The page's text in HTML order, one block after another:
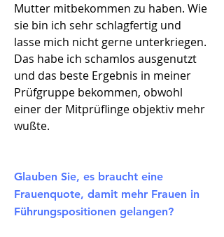
Mutter mitbekommen zu haben. Wie
sie bin ich sehr schlagfertig und
lasse mich nicht gerne unterkriegen.
Das habe ich schamlos ausgenutzt
und das beste Ergebnis in meiner
Prüfgruppe bekommen, obwohl
einer der Mitprüflinge objektiv mehr
wußte.
Glauben Sie, es braucht eine
Frauenquote, damit mehr Frauen in
Führungspositionen gelangen?